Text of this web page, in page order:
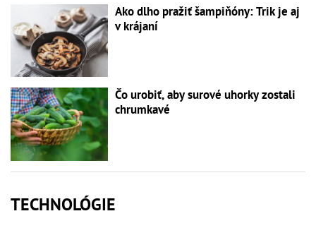
Ako dlho pražiť šampiňóny: Trik je aj
v krájaní
Čo urobiť, aby surové uhorky zostali
chrumkavé
TECHNOLÓGIE